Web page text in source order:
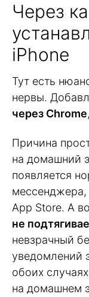
Через
iPhone
Тут есть
нервы.
через Chrome
Причина
на домашний
появляется
мессенджера,
App Store. А
не
невзрачный
уведомлений
обоих
на домашнем